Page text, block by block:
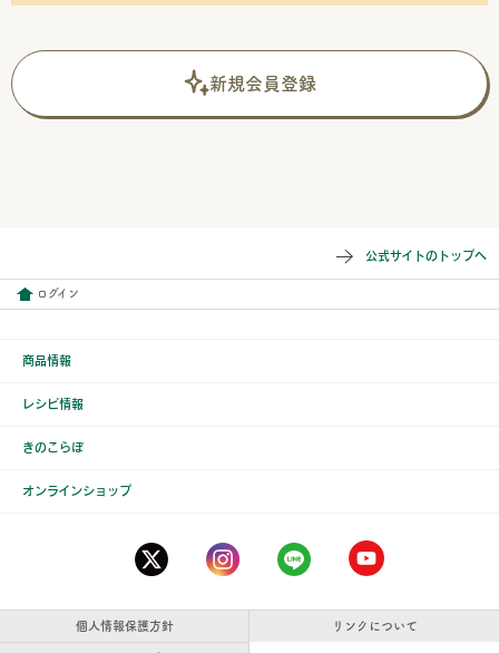
新規会員登録
公式サイトのトップへ
ログイン
商品情報
レシピ情報
きのこらぼ
オンラインショップ
個人情報保護方針 リンクについて